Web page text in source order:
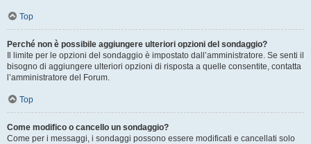
Top
Perché non è possibile aggiungere ulteriori opzioni del sondaggio?
Il limite per le opzioni del sondaggio è impostato dall’amministratore. Se senti il
bisogno di aggiungere ulteriori opzioni di risposta a quelle consentite, contatta
l’amministratore del Forum.
Top
Come modifico o cancello un sondaggio?
Come per i messaggi, i sondaggi possono essere modificati e cancellati solo